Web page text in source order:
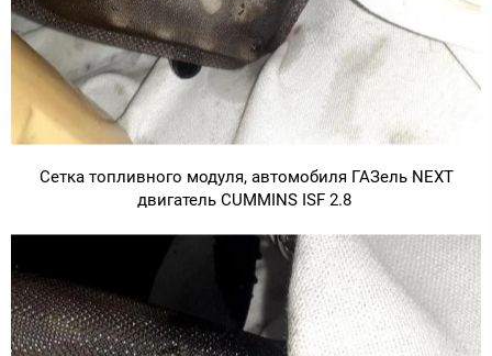
Сетка топливного модуля, автомобиля ГАЗель NEXT
двигатель CUMMINS ISF 2.8